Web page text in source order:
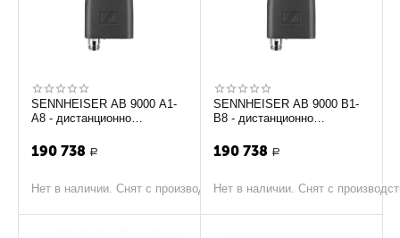
SENNHEISER AB 9000 A1-
A8 - дистанционно
усилитель
190 738 Р
Нет в наличии. Снят с производства
SENNHEISER AB 9000 B1-
B8 - дистанционно
усилитель
190 738 Р
Нет в наличии. Снят с